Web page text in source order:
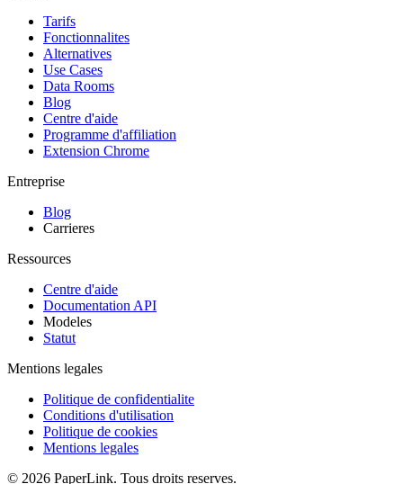
Tarifs
Fonctionnalites
Alternatives
Use Cases
Data Rooms
Blog
Centre d'aide
Programme d'affiliation
Extension Chrome
Entreprise
Blog
Carrieres
Ressources
Centre d'aide
Documentation API
Modeles
Statut
Mentions legales
Politique de confidentialite
Conditions d'utilisation
Politique de cookies
Mentions legales
© 2026 PaperLink. Tous droits reserves.